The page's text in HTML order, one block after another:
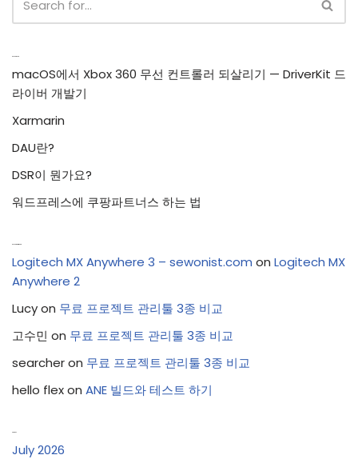
macOS에서 Xbox 360 무선 컨트롤러 되살리기 — DriverKit 드
라이버 개발기
Xarmarin
DAU란?
DSR이 뭔가요?
워드프레스에 쿠팡파트너스 하는 법
Logitech MX Anywhere 3 – sewonist.com on Logitech MX
Anywhere 2
Lucyon 무료 프로젝트 관리툴 3종 비교
고수민 on 무료 프로젝트 관리툴 3종 비교
searcheron 무료 프로젝트 관리툴 3종 비교
hello flexon ANE 빌드와 테스트 하기
July 2026